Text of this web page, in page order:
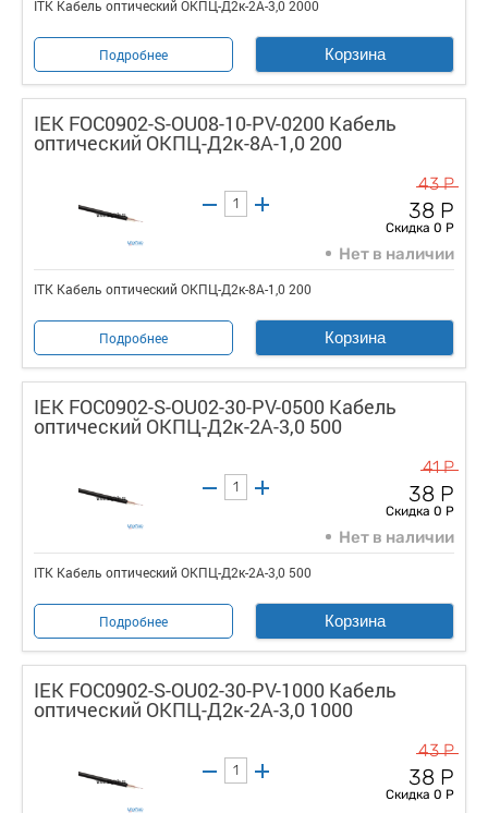
ITK Кабель оптический ОКПЦ-Д2к-2А-3,0 2000
Подробнее Корзина
IEK FOC0902-S-OU08-10-PV-0200 Кабель
оптический ОКПЦ-Д2к-8A-1,0 200
43 Р
38 Р
Скидка 0 Р
Нет в наличии
ITK Кабель оптический ОКПЦ-Д2к-8A-1,0 200
Подробнее Корзина
IEK FOC0902-S-OU02-30-PV-0500 Кабель
оптический ОКПЦ-Д2к-2А-3,0 500
41 Р
38 Р
Скидка 0 Р
Нет в наличии
ITK Кабель оптический ОКПЦ-Д2к-2А-3,0 500
Подробнее Корзина
IEK FOC0902-S-OU02-30-PV-1000 Кабель
оптический ОКПЦ-Д2к-2А-3,0 1000
43 Р
38 Р
Скидка 0 Р